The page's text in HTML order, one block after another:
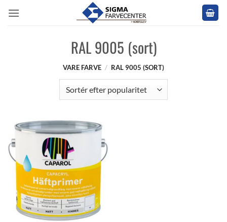
RAL 9005 (sort)
VARE FARVE / RAL 9005 (SORT)